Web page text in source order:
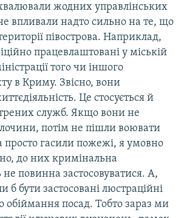
жодних управлінських
впливали надто сильно на те, що
півострова. Наприклад,
працевлаштовані у міській
того чи іншого
в Криму. Звісно, вони
Це стосується й
служб. Якщо вони не
потім не пішли воювати
просто гасили пожежі, я умовно
до них кримінальна
не повинна застосовуватися. А,
б бути застосовані люстраційні
посад. Тобто зараз ми